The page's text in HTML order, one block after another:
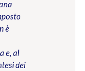
è
e, al
dei